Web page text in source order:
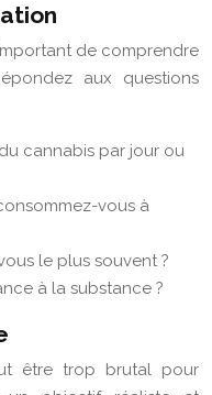
de comprendre
aux questions
cannabis par jour ou
vous à
le plus souvent ?
à la substance ?
être trop brutal pour